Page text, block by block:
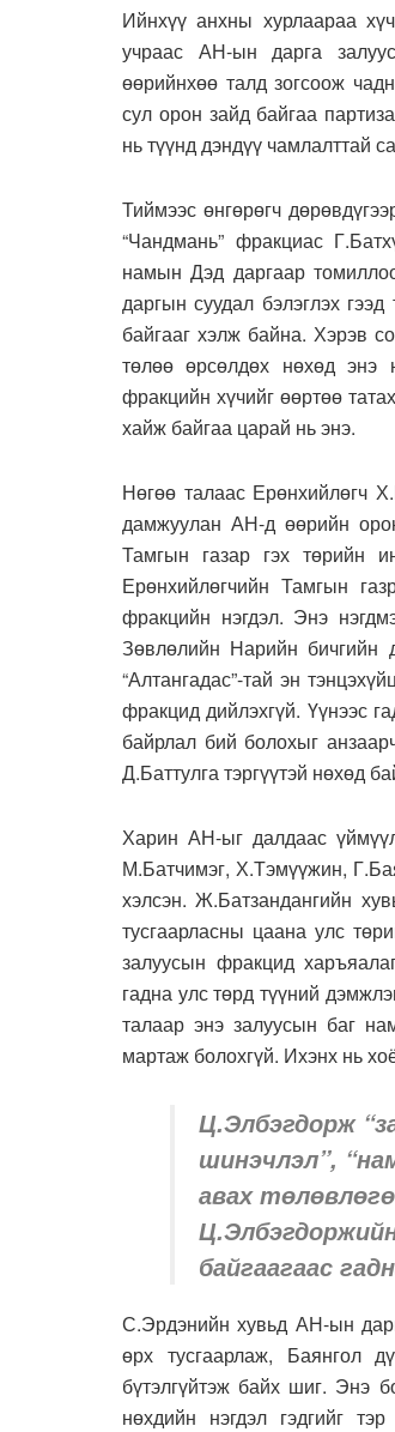
Ийнхүү анхны хурлаараа
учраас АН-ын дарга
өөрийнхөө талд зогсоож
сул орон зайд байгаа
нь түүнд дэндүү чамлалттай
Тиймээс өнгөрөгч
“Чандмань” фракциас
намын Дэд даргаар
даргын суудал бэлэглэх
байгааг хэлж байна. Хэрэв
төлөө өрсөлдөх нөхөд энэ
фракцийн хүчийг өөртөө
хайж байгаа царай нь энэ.
Нөгөө талаас Ерөнхийлөгч
дамжуулан АН-д өөрийн
Тамгын газар гэх төрийн
Ерөнхийлөгчийн Тамгын
фракцийн нэгдэл. Энэ
Зөвлөлийн Нарийн бичгийн
“Алтангадас”-тай эн
фракцид дийлэхгүй. Үүнээс
байрлал бий болохыг
Д.Баттулга тэргүүтэй нөхөд
Харин АН-ыг далдаас
М.Батчимэг, Х.Тэмүүжин,
хэлсэн. Ж.Батзандангийн
тусгаарласны цаана улс
залуусын фракцид
гадна улс төрд түүний
талаар энэ залуусын баг
мартаж болохгүй. Ихэнх нь
Ц.Элбэгдорж
шинэчлэл”,
авах
байгаагаас
С.Эрдэнийн хувьд АН-ын
өрх тусгаарлаж, Баянгол
бүтэлгүйтэж байх шиг. Энэ
нөхдийн нэгдэл гэдгийг